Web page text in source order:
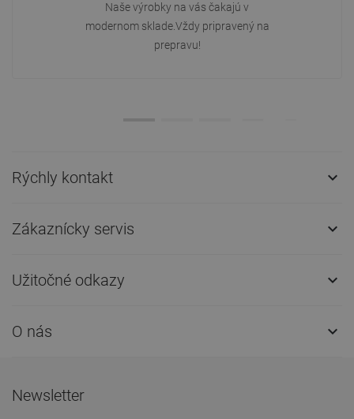
Naše výrobky na vás čakajú v
modernom sklade.Vždy pripravený na
prepravu!
Rýchly kontakt 
Zákaznícky servis 
Užitočné odkazy 
O nás 
Newsletter